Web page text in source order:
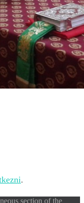
.
section of the